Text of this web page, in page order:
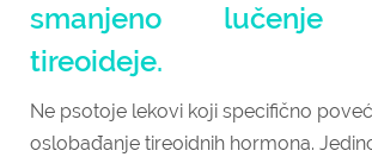
smanjeno lučenje
tireoideje.
Ne psotoje lekovi koji specifično
oslobađanje tireoidnih hormona.